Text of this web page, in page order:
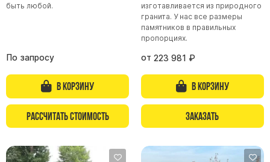
Памятники современные
Памятники стандартные
Памятники черные
Памятники со свечей
Памятники в виде дерева
Памятники с лебедями
Памятники в форме волны
Хачкары
быть любой.
По запросу
В корзину
Рассчитать стоимость
изготавливается из природного
гранита. У нас все размеры
памятников в правильных
пропорциях.
от 223 981 ₽
В корзину
Заказать